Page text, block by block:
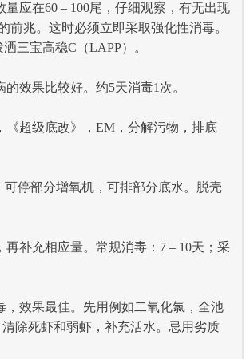
应在60 – 100尾，仔细观察，有无出现
兆。这时必须立即采取强化性消毒。
三宝高稳C（LAPP）。
效果比较好。约5天消毒1次。
超级底改》，EM，分解污物，排底
停部分增氧机，可排部分底水。脱壳
补充相应量。常规消毒：7 – 10天；采
效果最佳。先用例如二氧化氯，全池
除死虾和弱虾，补充活水。忌用劣质